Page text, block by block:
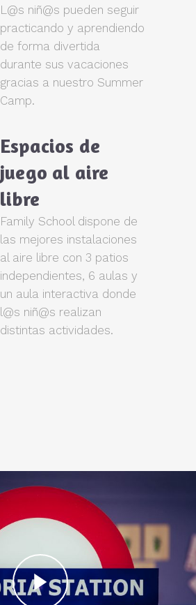
L@s niñ@s pueden seguir
practicando y aprendiendo
de forma divertida
durante sus vacaciones
gracias a nuestro Summer
Camp.
Espacios de
juego al aire
libre
Family School dispone de
las mejores instalaciones
al aire libre con 3 patios
independientes, 6 aulas y
un aula interactiva donde
l@s niñ@s realizan
distintas actividades.